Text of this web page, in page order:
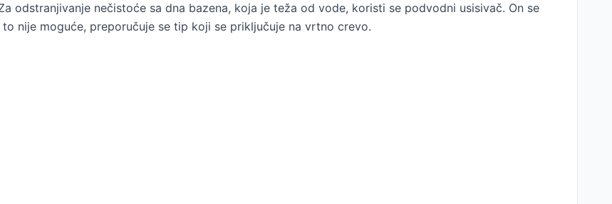
odstranjivanje nečistoće sa dna bazena, koja je teža od vode, koristi se podvodni usisivač. On se
nije moguće, preporučuje se tip koji se priključuje na vrtno crevo.